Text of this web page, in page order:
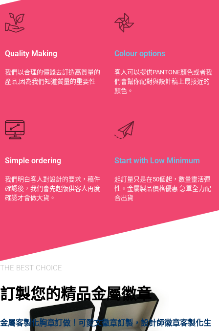
Quality Making
​我們以合理的價錢去訂造高質量的
產品,因為我們知道質量的重要性
Colour options
客人可以提供PANTONE顏色或者我
們會幫你配對與設計稿上最接近的
顏色。
Simple ordering
我們明白客人對設計的要求，稿件
確認後，我們會先起版供客人再度
確認才會做大貨。
Start with Low Minimum
起訂量只是在50個起，數量靈活彈
性。金屬製品價格優惠 急單全力配
合出貨
THE BEST CHOICE
訂製您的精品金屬徽章
金屬客製化胸章訂做！可愛文徽章訂製，設計師徽章客製化生